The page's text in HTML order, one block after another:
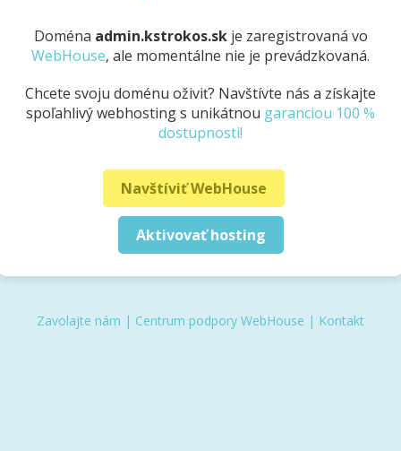
Doména admin.kstrokos.skje zaregistrovaná vo
WebHouse, ale momentálne nie je prevádzkovaná.
Chcete svoju doménu oživiť? Navštívte nás a získajte
spoľahlivý webhosting s unikátnou garanciou 100 %
dostupnosti!
Navštíviť WebHouse
Aktivovať hosting
Zavolajte nám | Centrum podpory WebHouse | Kontakt